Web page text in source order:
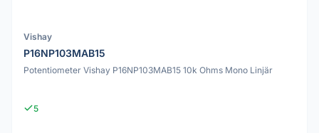
Vishay
P16NP103MAB15
Potentiometer Vishay P16NP103MAB15 10k Ohms Mono Linjär
5